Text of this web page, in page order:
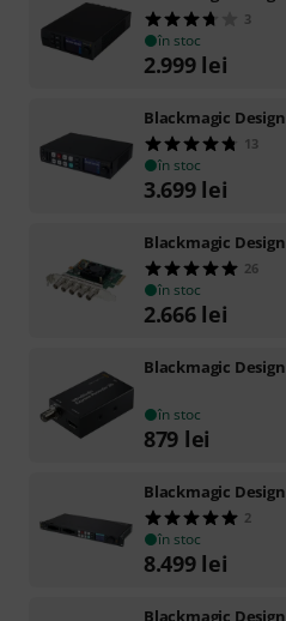
3
în stoc
2.999 lei
Blackmagic Design
13
în stoc
3.699 lei
Blackmagic Design
26
în stoc
2.666 lei
Blackmagic Design
în stoc
879 lei
Blackmagic Design
2
în stoc
8.499 lei
Blackmagic Design